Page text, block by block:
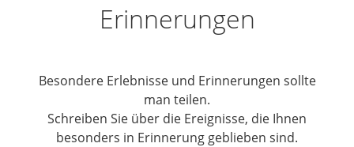
Erinnerungen
Besondere Erlebnisse und Erinnerungen sollte
man teilen.
Schreiben Sie über die Ereignisse, die Ihnen
besonders in Erinnerung geblieben sind.